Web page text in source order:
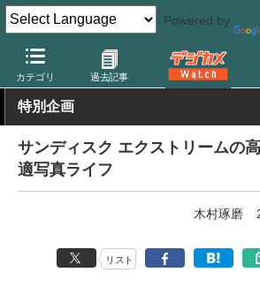
Powered by
カテゴリ 過去記事
デジカメ Watch 撮影用品 記録メディア/
特別企画
サンディスク エクストリームの
適写真ライフ
木村琢磨
リスト